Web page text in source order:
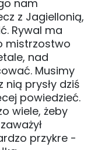
nam
z Jagiellonią,
Rywal ma
mistrzostwo
nad
Musimy
prysły dziś
powiedzieć.
wiele, żeby
przykre -